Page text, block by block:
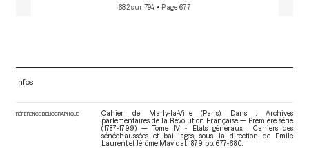
682 sur 794 • Page 677
Infos
RÉFÉRENCE BIBLIOGRAPHIQUE
Cahier de Marly-la-Ville (Paris). Dans : Archives
parlementaires de la Révolution Française — Première série
(1787-1799) — Tome IV - Etats généraux ; Cahiers des
sénéchaussées et bailliages , sous la direction de Emile
Laurent et Jérôme Mavidal. 1879. pp. 677-680.